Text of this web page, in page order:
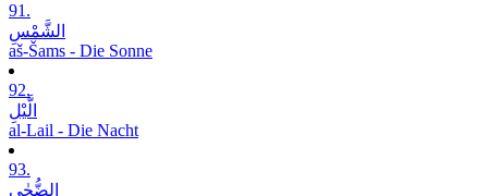
91.
الشَّمْسِ
aš-Šams - Die Sonne
92.
الَّیْلِ
al-Lail - Die Nacht
93.
الضُّحٰی